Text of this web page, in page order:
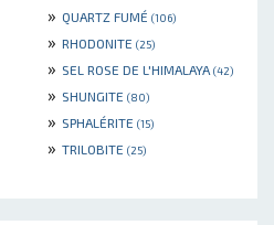
» QUARTZ FUMÉ (106)
» RHODONITE (25)
» SEL ROSE DE L'HIMALAYA (42)
» SHUNGITE (80)
» SPHALÉRITE (15)
» TRILOBITE (25)